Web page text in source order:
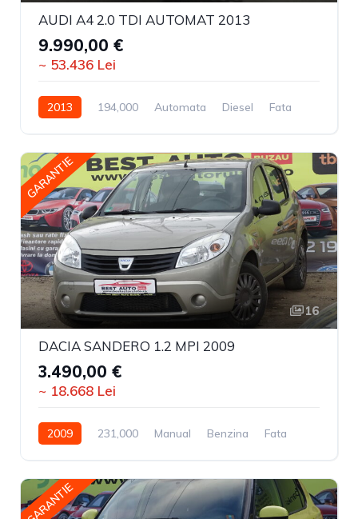
AUDI A4 2.0 TDI AUTOMAT 2013
9.990,00 €
~ 53.436 Lei
2013 194,000 Automata Diesel Fata
GARANTIE
16
DACIA SANDERO 1.2 MPI 2009
3.490,00 €
~ 18.668 Lei
2009 231,000 Manual Benzina Fata
GARANTIE